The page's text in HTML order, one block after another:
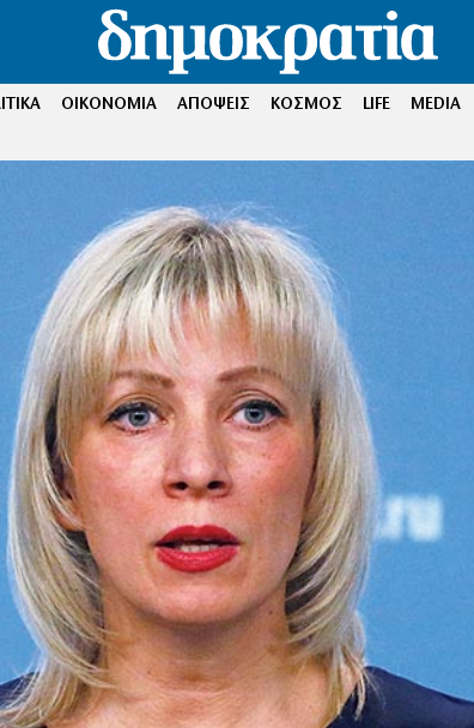
ΟΙΚΟΝΟΜΙΑ ΑΠΟΨΕΙΣ ΚΟΣΜΟΣ LIFE MEDIA